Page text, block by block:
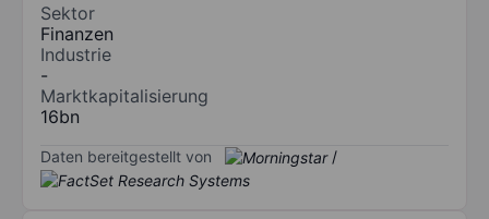
Sektor
Finanzen
Industrie
-
Marktkapitalisierung
16bn
Daten bereitgestellt von /